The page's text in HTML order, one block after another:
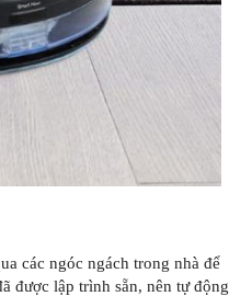
các ngóc ngách trong nhà để
được lập trình sẵn, nên tự động